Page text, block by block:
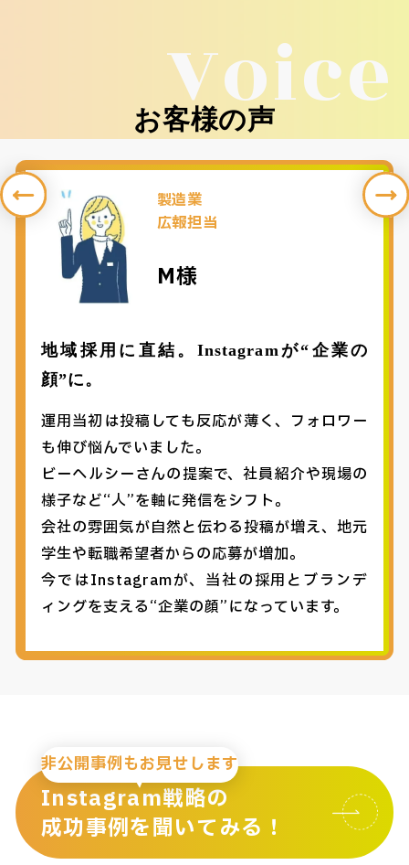
Voice
お客様の声
製造業
広報担当
M様
地域採用に直結。Instagramが“企業の
顔”に。
運用当初は投稿しても反応が薄く、フォロワー
も伸び悩んでいました。
ビーヘルシーさんの提案で、社員紹介や現場の
様子など“人”を軸に発信をシフト。
会社の雰囲気が自然と伝わる投稿が増え、地元
学生や転職希望者からの応募が増加。
今ではInstagramが、当社の採用とブランデ
ィングを支える“企業の顔”になっています。
非公開事例もお見せします
Instagram戦略の
成功事例を聞いてみる！